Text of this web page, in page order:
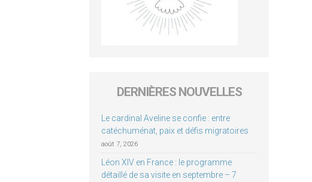
DERNIÈRES NOUVELLES
Le cardinal Aveline se confie : entre
catéchuménat, paix et défis migratoires
août 7, 2026
Léon XIV en France : le programme
détaillé de sa visite en septembre – 7